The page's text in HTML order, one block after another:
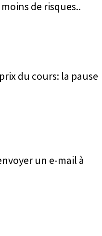
de risques..
du cours: la pause
un e-mail à